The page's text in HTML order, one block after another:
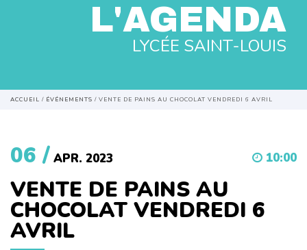
L'AGENDA
LYCÉE SAINT-LOUIS
ACCUEIL / ÉVÉNEMENTS / VENTE DE PAINS AU CHOCOLAT VENDREDI 6 AVRIL
06 / APR. 2023 10:00
VENTE DE PAINS AU
CHOCOLAT VENDREDI 6
AVRIL